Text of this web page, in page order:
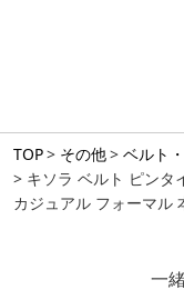
TOP その他
ベルト
キソラ ベルト ピン
カジュアル フォーマル
一